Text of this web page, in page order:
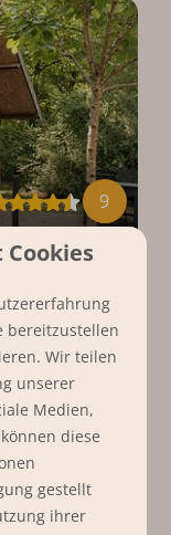
9
361 €
3 Nächte
2 Personen
13
bereitzustellen
Wir teilen
unserer
Medien,
diese
gestellt
ihrer